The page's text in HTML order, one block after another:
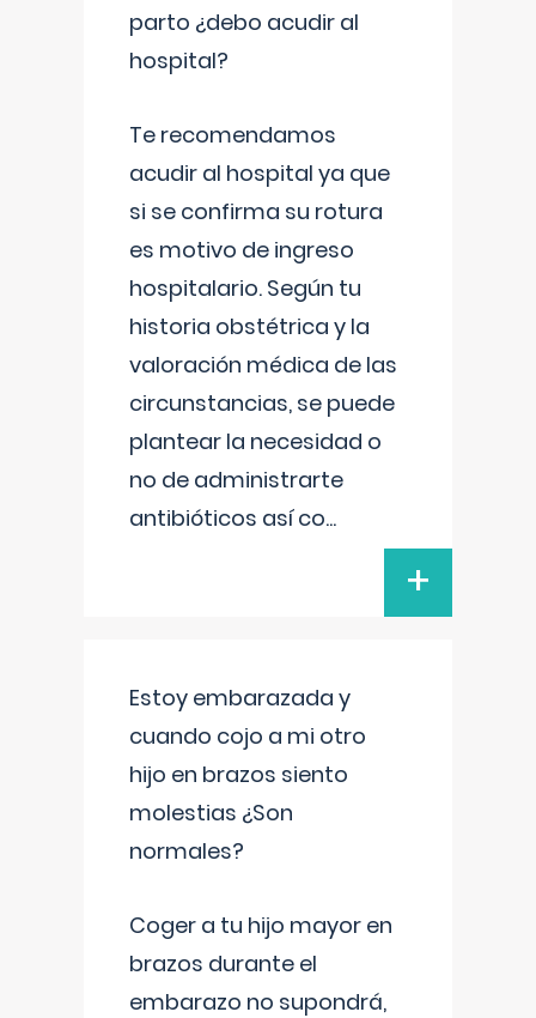
parto ¿debo acudir al
hospital?
Te recomendamos
acudir al hospital ya que
si se confirma su rotura
es motivo de ingreso
hospitalario. Según tu
historia obstétrica y la
valoración médica de las
circunstancias, se puede
plantear la necesidad o
no de administrarte
antibióticos así co...
+
Estoy embarazada y
cuando cojo a mi otro
hijo en brazos siento
molestias ¿Son
normales?
Coger a tu hijo mayor en
brazos durante el
embarazo no supondrá,